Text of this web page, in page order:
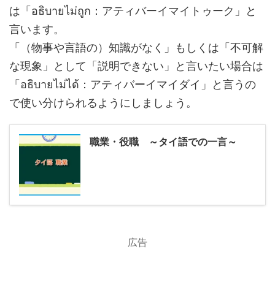
は「อธิบายไม่ถูก：アティバーイマイトゥーク」と
言います。
「（物事や言語の）知識がなく」もしくは「不可解
な現象」として「説明できない」と言いたい場合は
「อธิบายไม่ได้：アティバーイマイダイ」と言うの
で使い分けられるようにしましょう。
職業・役職 ～タイ語での一言～
広告